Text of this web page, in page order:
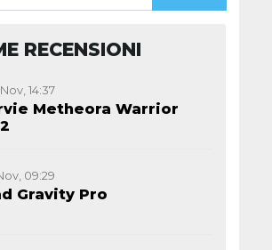
RECENSIONI
14:37
Metheora Warrior
09:29
Gravity Pro